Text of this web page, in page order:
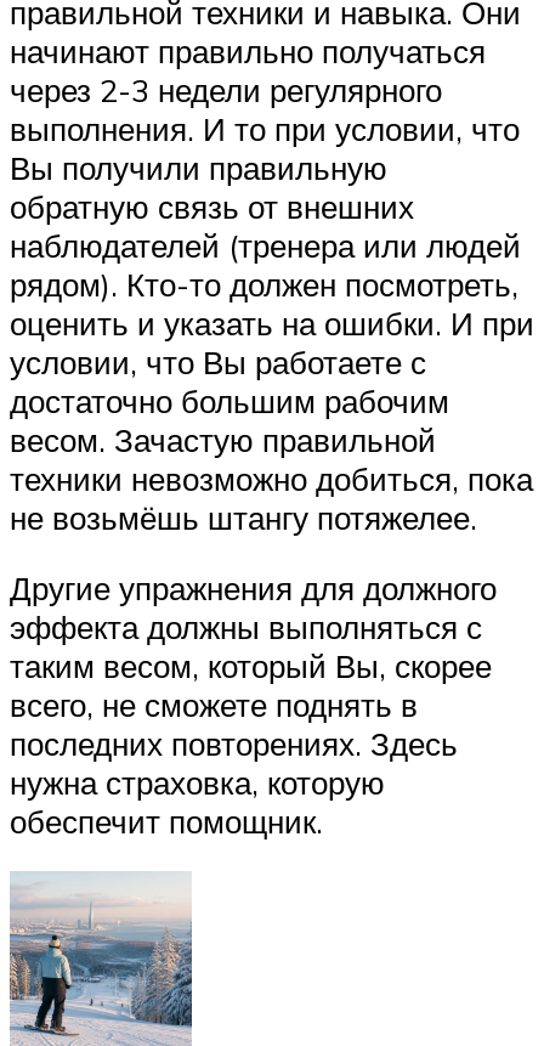
правильной техники и навыка. Они
начинают правильно получаться
через 2-3 недели регулярного
выполнения. И то при условии, что
Вы получили правильную
обратную связь от внешних
наблюдателей (тренера или людей
рядом). Кто-то должен посмотреть,
оценить и указать на ошибки. И при
условии, что Вы работаете с
достаточно большим рабочим
весом. Зачастую правильной
техники невозможно добиться, пока
не возьмёшь штангу потяжелее.
Другие упражнения для должного
эффекта должны выполняться с
таким весом, который Вы, скорее
всего, не сможете поднять в
последних повторениях. Здесь
нужна страховка, которую
обеспечит помощник.